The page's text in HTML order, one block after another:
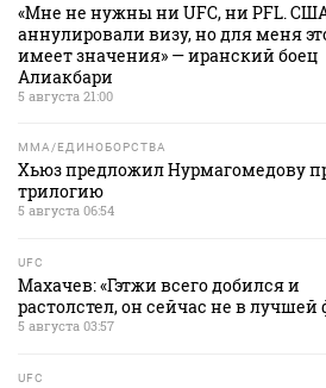
«Мне не нужны ни UFC, ни PFL.
аннулировали визу, но для меня
имеет значения» — иранский боец
Алиакбари
5 августа 21:00
MMA/ЕДИНОБОРСТВА
Хьюз предложил Нурмагомедову
трилогию
5 августа 06:54
UFC
Махачев: «Гэтжи всего добился и
растолстел, он сейчас не в лучшей
5 августа 03:57
UFC